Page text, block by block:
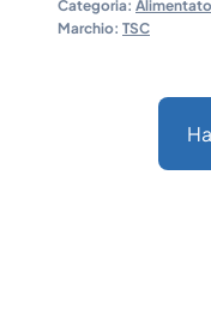
Categoria:
Marchio: TSC